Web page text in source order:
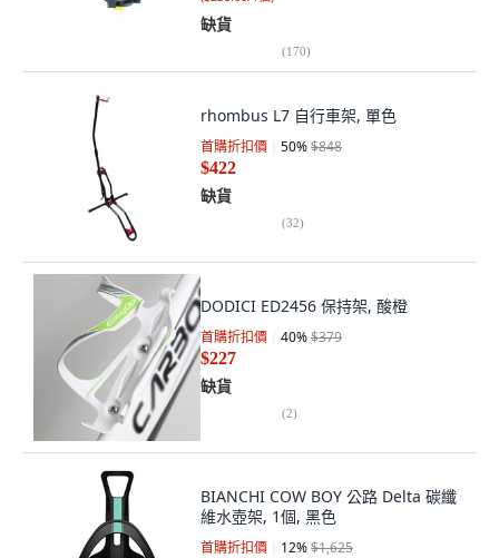
缺貨
(170)
rhombus L7 自行車架, 單色
首購折扣價 50%$848
$422
缺貨
(32)
DODICI ED2456 保持架, 酸橙
首購折扣價 40%$379
$227
缺貨
(2)
BIANCHI COW BOY 公路 Delta 碳纖
維水壺架, 1個, 黑色
首購折扣價 12%$1,625